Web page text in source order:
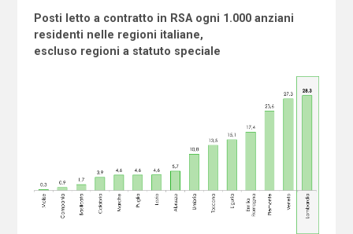
Posti letto a contratto in RSA ogni 1.000 anziani
residenti nelle regioni italiane,
escluso regioni a statuto speciale